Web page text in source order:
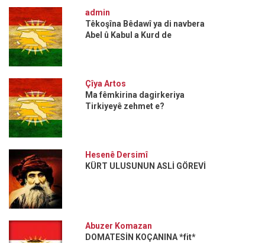
admin
Têkoşîna Bêdawî ya di navbera
Abel û Kabul a Kurd de
Çîya Artos
Ma fêmkirina dagirkeriya
Tirkiyeyê zehmet e?
Hesenê Dersimî
KÜRT ULUSUNUN ASLİ GÖREVİ
Abuzer Komazan
DOMATESİN KOÇANINA *fit*